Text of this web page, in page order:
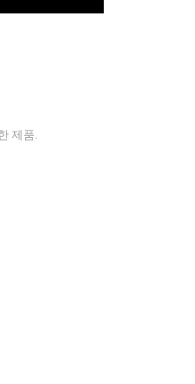
제품.